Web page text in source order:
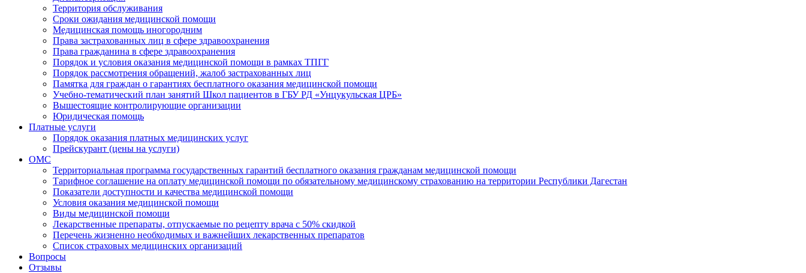
Территория обслуживания
Сроки ожидания медицинской помощи
Медицинская помощь иногородним
Права застрахованных лиц в сфере здравоохранения
Права гражданина в сфере здравоохранения
Порядок и условия оказания медицинской помощи в рамках ТПГГ
Порядок рассмотрения обращений, жалоб застрахованных лиц
Памятка для граждан о гарантиях бесплатного оказания медицинской помощи
Учебно-тематический план занятий Школ пациентов в ГБУ РД «Унцукульская ЦРБ»
Вышестоящие контролирующие организации
Юридическая помощь
Платные услуги
Порядок оказания платных медицинских услуг
Прейскурант (цены на услуги)
ОМС
Территориальная программа государственных гарантий бесплатного оказания гражданам медицинской помощи
Тарифное соглашение на оплату медицинской помощи по обязательному медицинскому страхованию на территории Республики Дагестан
Показатели доступности и качества медицинской помощи
Условия оказания медицинской помощи
Виды медицинской помощи
Лекарственные препараты, отпускаемые по рецепту врача с 50% скидкой
Перечень жизненно необходимых и важнейших лекарственных препаратов
Список страховых медицинских организаций
Вопросы
Отзывы